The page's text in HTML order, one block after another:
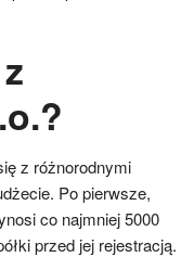
z różnorodnymi
Po pierwsze,
co najmniej 5000
przed jej rejestracją.